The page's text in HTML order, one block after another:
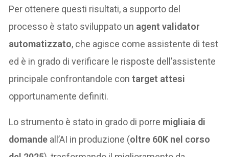
Per ottenere questi risultati, a supporto del
processo è stato sviluppato un agent validator
automatizzato, che agisce come assistente di test
ed è in grado di verificare le risposte dell’assistente
principale confrontandole contarget attesi
opportunamente definiti.
Lo strumento è stato in grado di porre migliaia di
domande all’AI in produzione (oltre 60K nel corso